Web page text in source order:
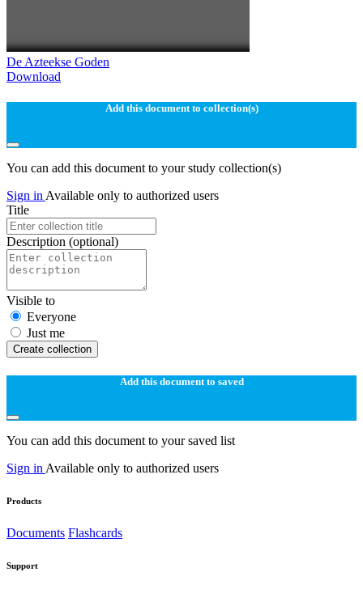
De Azteekse Goden
Download
Add this document to collection(s)
You can add this document to your study collection(s)
Sign in Available only to authorized users
Title
Description (optional)
Visible to
Everyone
Just me
Create collection
Add this document to saved
You can add this document to your saved list
Sign in Available only to authorized users
Products
Documents Flashcards
Support